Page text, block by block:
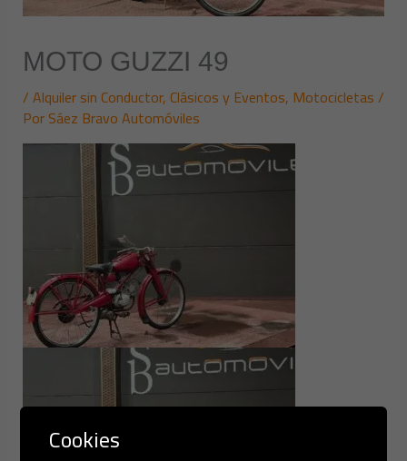
MOTO GUZZI 49
/Alquiler sin Conductor, Clásicos y Eventos, Motocicletas/
PorSáez Bravo Automóviles
Cookies